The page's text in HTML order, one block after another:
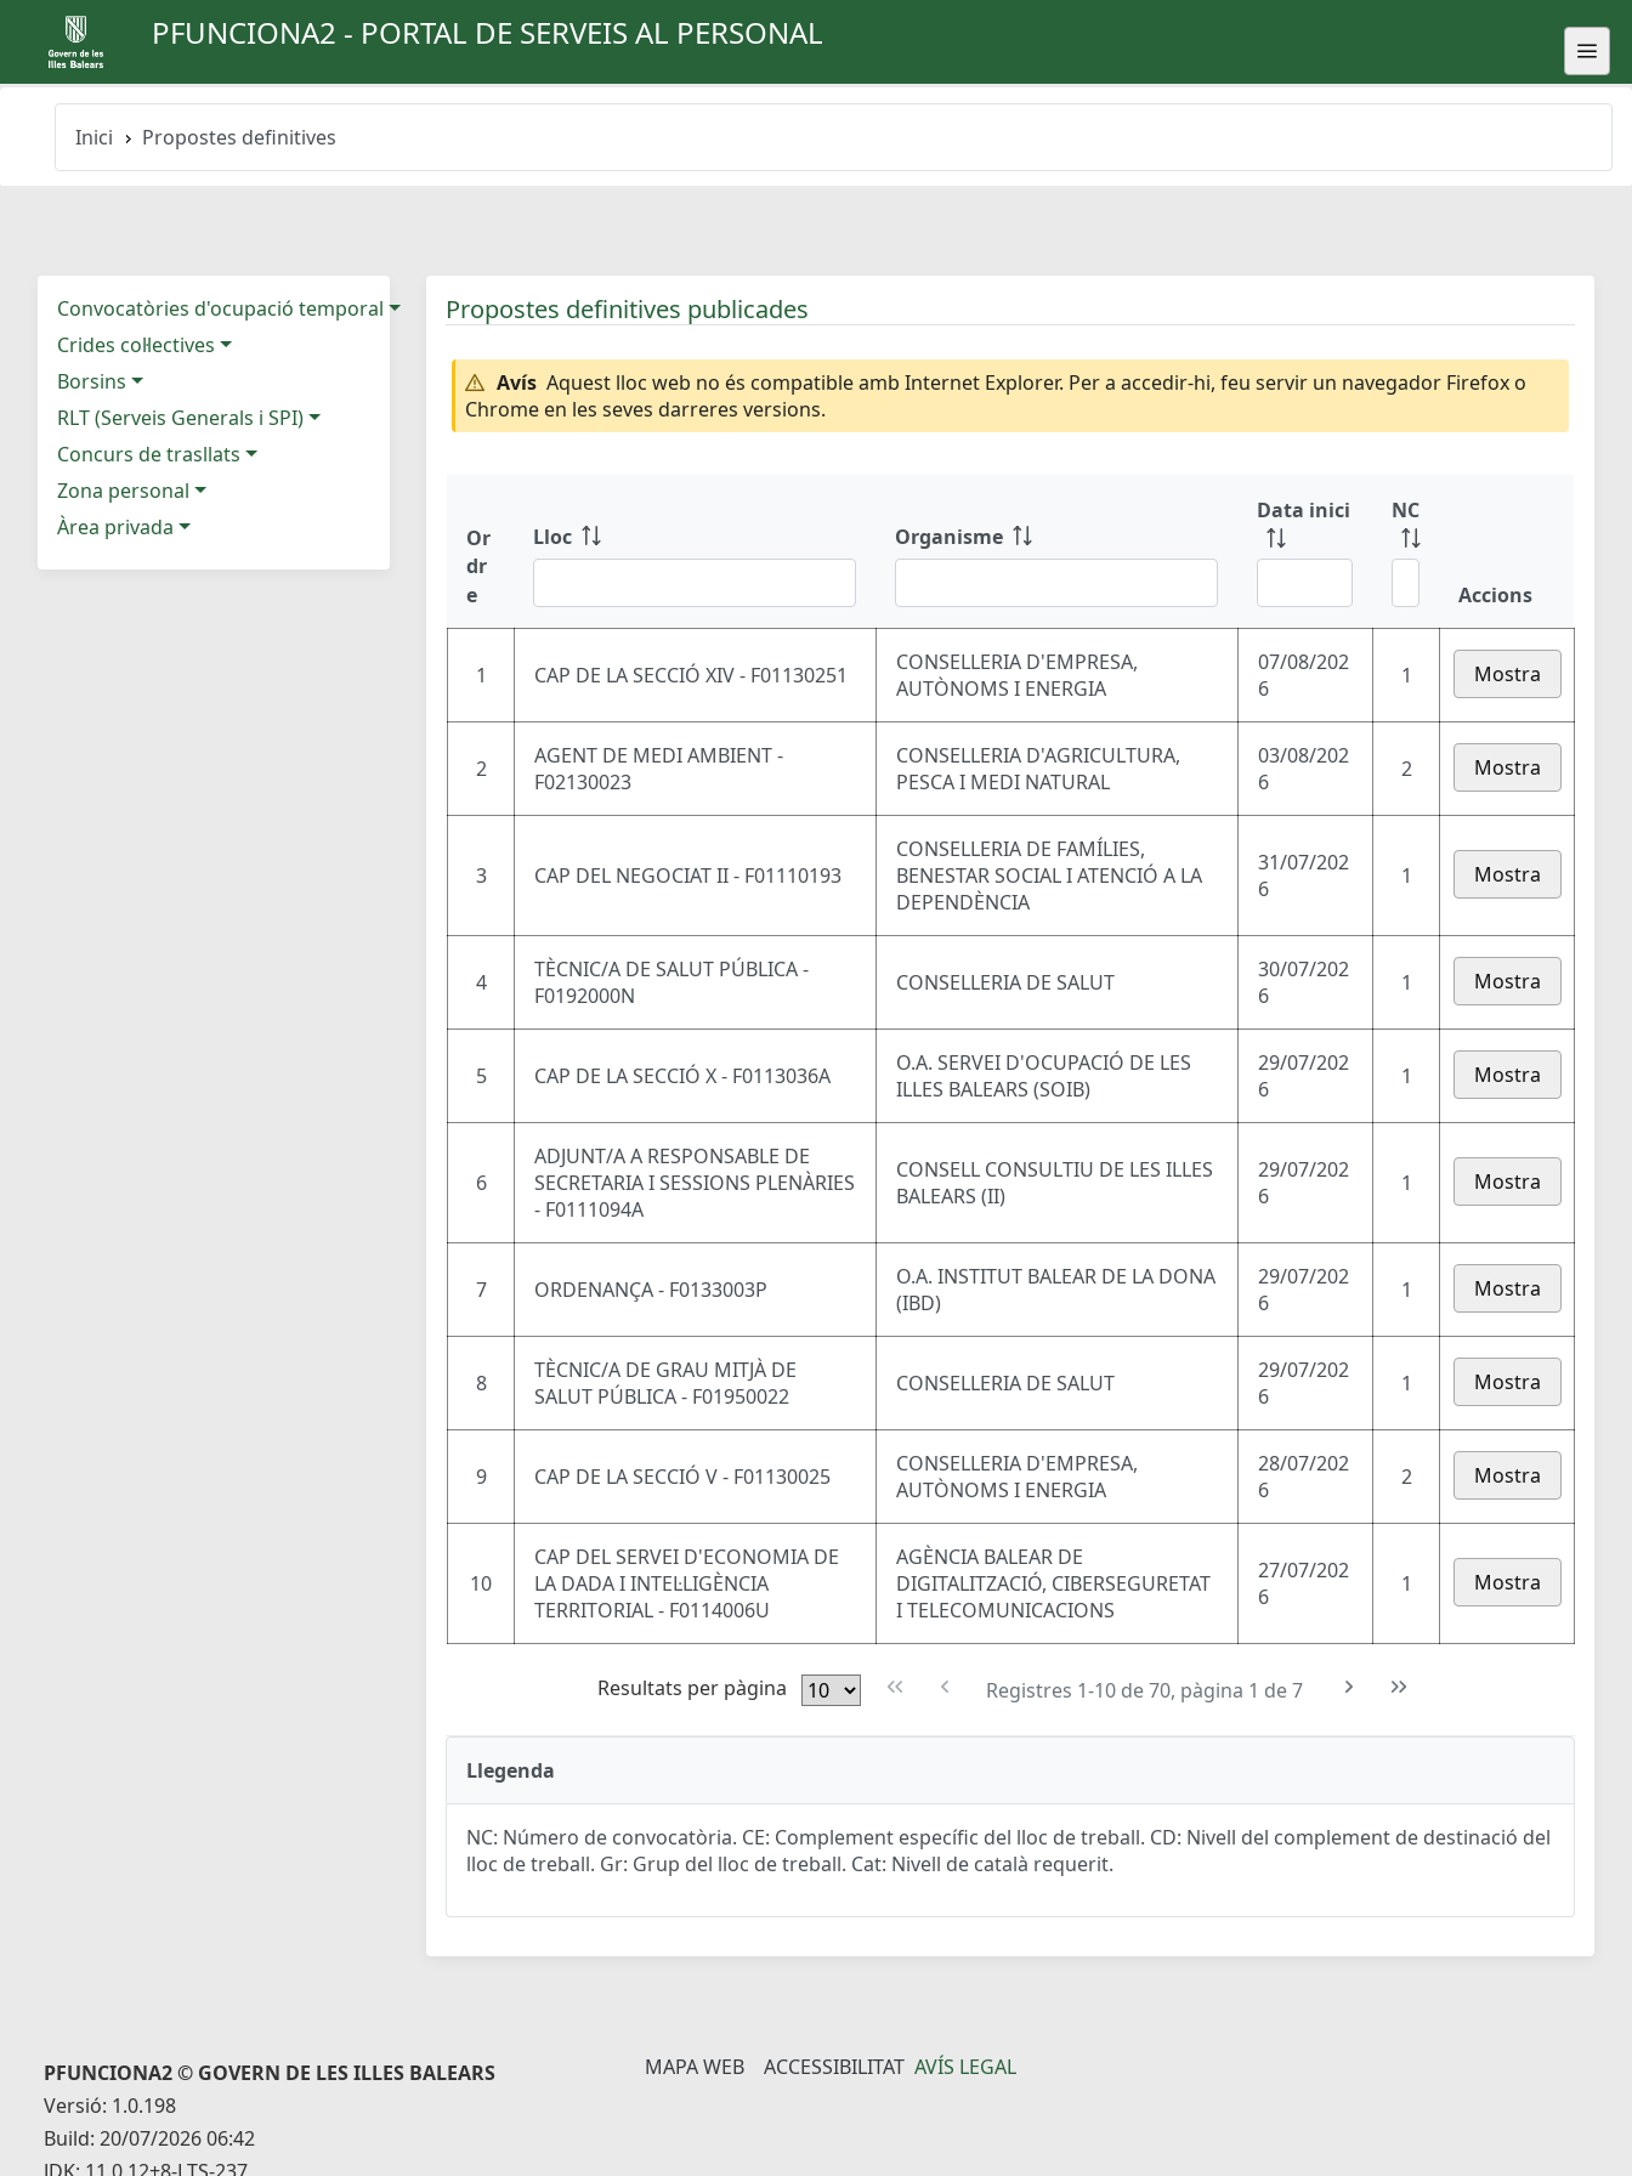
PFUNCIONA2 - PORTAL DE SERVEIS AL PERSONAL
Inici Propostes definitives
Convocatòries d'ocupació temporal
Crides col·lectives
Borsins
RLT (Serveis Generals i SPI)
Concurs de trasllats
Zona personal
Àrea privada
Propostes definitives publicades
Avís Aquest lloc web no és compatible amb Internet Explorer. Per a accedir-hi, feu servir un navegador Firefox o
Chrome en les seves darreres versions.
Or
dr
e
Lloc Organisme
Data inici NC
Accions
1 CAP DE LA SECCIÓ XIV - F01130251
CONSELLERIA D'EMPRESA,
AUTÒNOMS I ENERGIA
07/08/202
6
1 Mostra
2
AGENT DE MEDI AMBIENT -
F02130023
CONSELLERIA D'AGRICULTURA,
PESCA I MEDI NATURAL
03/08/202
6
2 Mostra
3 CAP DEL NEGOCIAT II - F01110193
CONSELLERIA DE FAMÍLIES,
BENESTAR SOCIAL I ATENCIÓ A LA
DEPENDÈNCIA
31/07/202
6
1 Mostra
4
TÈCNIC/A DE SALUT PÚBLICA -
F0192000N
CONSELLERIA DE SALUT
30/07/202
6
1 Mostra
5 CAP DE LA SECCIÓ X - F0113036A
O.A. SERVEI D'OCUPACIÓ DE LES
ILLES BALEARS (SOIB)
29/07/202
6
1 Mostra
6
ADJUNT/A A RESPONSABLE DE
SECRETARIA I SESSIONS PLENÀRIES
- F0111094A
CONSELL CONSULTIU DE LES ILLES
BALEARS (II)
29/07/202
6
1 Mostra
7 ORDENANÇA - F0133003P
O.A. INSTITUT BALEAR DE LA DONA
(IBD)
29/07/202
6
1 Mostra
8
TÈCNIC/A DE GRAU MITJÀ DE
SALUT PÚBLICA - F01950022
CONSELLERIA DE SALUT
29/07/202
6
1 Mostra
9 CAP DE LA SECCIÓ V - F01130025
CONSELLERIA D'EMPRESA,
AUTÒNOMS I ENERGIA
28/07/202
6
2 Mostra
10
CAP DEL SERVEI D'ECONOMIA DE
LA DADA I INTEL·LIGÈNCIA
TERRITORIAL - F0114006U
AGÈNCIA BALEAR DE
DIGITALITZACIÓ, CIBERSEGURETAT
I TELECOMUNICACIONS
27/07/202
6
1 Mostra
Resultats per pàgina Registres 1-10 de 70, pàgina 1 de 7
Llegenda
NC: Número de convocatòria. CE: Complement específic del lloc de treball. CD: Nivell del complement de destinació del
lloc de treball. Gr: Grup del lloc de treball. Cat: Nivell de català requerit.
PFUNCIONA2 © GOVERN DE LES ILLES BALEARS
Versió: 1.0.198
Build: 20/07/2026 06:42
JDK: 11.0.12+8-LTS-237
MAPA WEB ACCESSIBILITAT AVÍS LEGAL